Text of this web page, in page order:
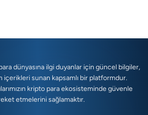
dünyasına ilgi duyanlar için güncel bilgiler,
içerikleri sunan kapsamlı bir platformdur.
kripto para ekosisteminde güvenle
etmelerini sağlamaktır.